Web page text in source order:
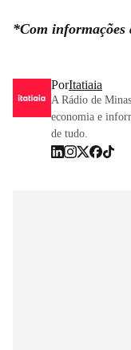
*Com informações
PorItatiaia
A Rádio de
economia e
de tudo.